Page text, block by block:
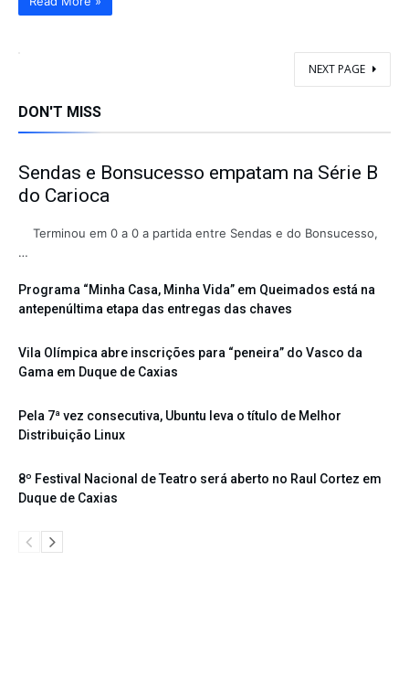
NEXT PAGE
DON'T MISS
Sendas e Bonsucesso empatam na Série B
do Carioca
Terminou em 0 a 0 a partida entre Sendas e do Bonsucesso,
…
Programa “Minha Casa, Minha Vida” em Queimados está na
antepenúltima etapa das entregas das chaves
Vila Olímpica abre inscrições para “peneira” do Vasco da
Gama em Duque de Caxias
Pela 7ª vez consecutiva, Ubuntu leva o título de Melhor
Distribuição Linux
8º Festival Nacional de Teatro será aberto no Raul Cortez em
Duque de Caxias